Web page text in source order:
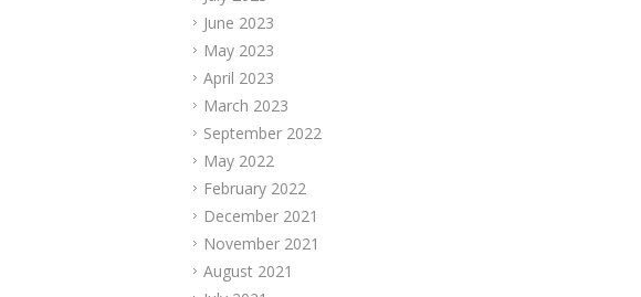
June 2023
May 2023
April 2023
March 2023
September 2022
May 2022
February 2022
December 2021
November 2021
August 2021